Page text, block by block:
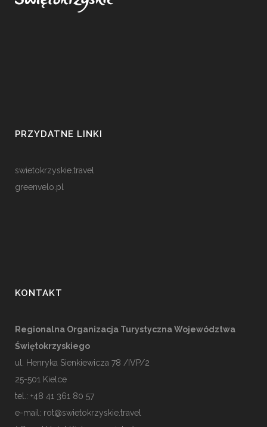
PRZYDATNE LINKI
swietokrzyskie.travel
greenvelo.pl
KONTAKT
Regionalna Organizacja Turystyczna Województwa
Świętokrzyskiego
ul. Henryka Sienkiewicza 78 /IVP/2
25-501 Kielce
tel.: +48 41 361 80 57
e-mail: rot@swietokrzyskie.travel